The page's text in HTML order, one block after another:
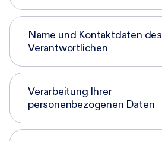
Name und Kontaktdaten des
Verantwortlichen
Verarbeitung Ihrer
personenbezogenen Daten